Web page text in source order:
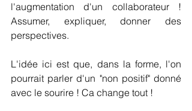
l'augmentation d'un collaborateur !
Assumer, expliquer, donner des
perspectives.
L'idée ici est que, dans la forme, l'on
pourrait parler d'un "non positif" donné
avec le sourire ! Ca change tout !